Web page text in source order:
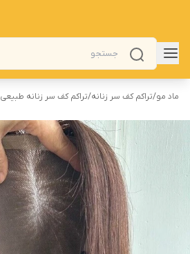
ماد مو/تراکم کف سر زنانه/تراکم کف سر زنانه طبیعی